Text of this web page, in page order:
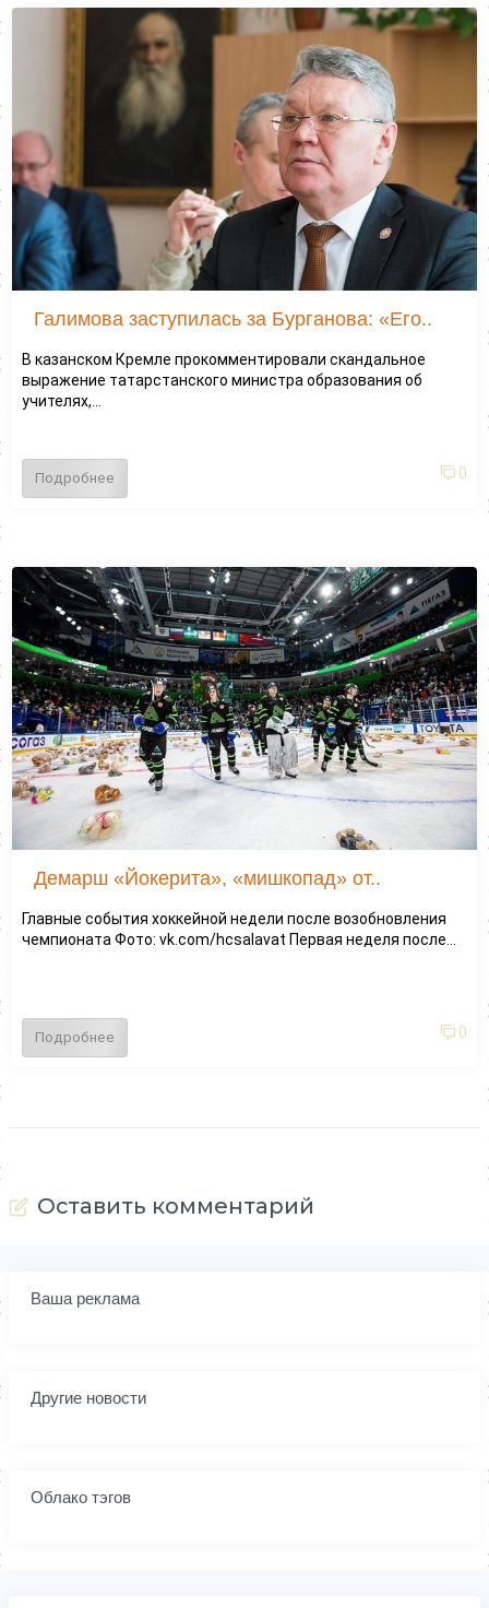
Галимова заступилась за Бурганова: «Его..
В казанском Кремле прокомментировали скандальное
выражение татарстанского министра образования об
учителях,...
Подробнее 0
Демарш «Йокерита», «мишкопад» от..
Главные события хоккейной недели после возобновления
чемпионата Фото: vk.com/hcsalavat Первая неделя после...
Подробнее 0
Оставить комментарий
Ваша реклама
Другие новости
Облако тэгов